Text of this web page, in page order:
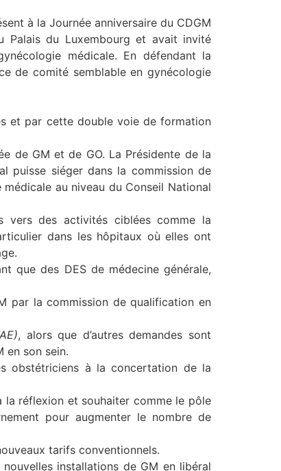
à la Journée anniversaire du CDGM
Palais du Luxembourg et avait invité
médicale. En défendant la
de comité semblable en gynécologie
et par cette double voie de formation
de GM et de GO. La Présidente de la
puisse siéger dans la commission de
au niveau du Conseil National
vers des activités ciblées comme la
dans les hôpitaux où elles ont
que des DES de médecine générale,
par la commission de qualification en
, alors que d’autres demandes sont
en son sein.
obstétriciens à la concertation de la
la réflexion et souhaiter comme le pôle
pour augmenter le nombre de
tarifs conventionnels.
installations de GM en libéral